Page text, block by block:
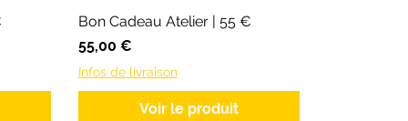
Bon Cadeau Atelier | 55 €
Prix
55,00 €
Infos de livraison
Voir le produit